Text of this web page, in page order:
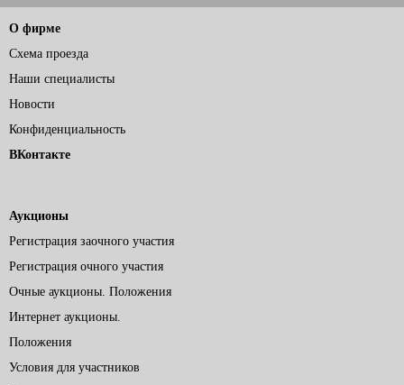
О фирме
Схема проезда
Наши специалисты
Новости
Конфиденциальность
ВКонтакте
Аукционы
Регистрация заочного участия
Регистрация очного участия
Очные аукционы. Положения
Интернет аукционы.
Положения
Условия для участников